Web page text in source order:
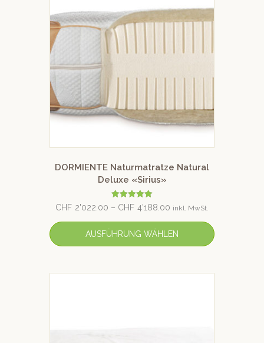
DORMIENTE Naturmatratze Natural
Deluxe «Sirius»
Bewertet mit
5.00
CHF 2'022.00 – CHF 4'188.00 inkl. MwSt.
AUSFÜHRUNG WÄHLEN